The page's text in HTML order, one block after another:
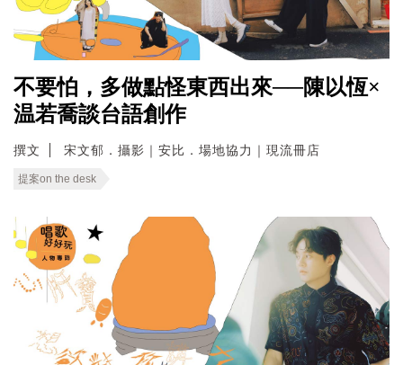
不要怕，多做點怪東西出來──陳以恆×
温若喬談台語創作
撰文 宋文郁．攝影｜安比．場地協力｜現流冊店
提案on the desk